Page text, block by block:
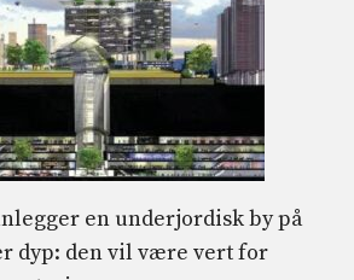
en underjordisk by på
dyp: den vil være vert for